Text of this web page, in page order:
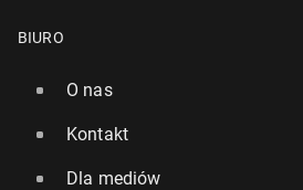
BIURO
O nas
Kontakt
Dla mediów